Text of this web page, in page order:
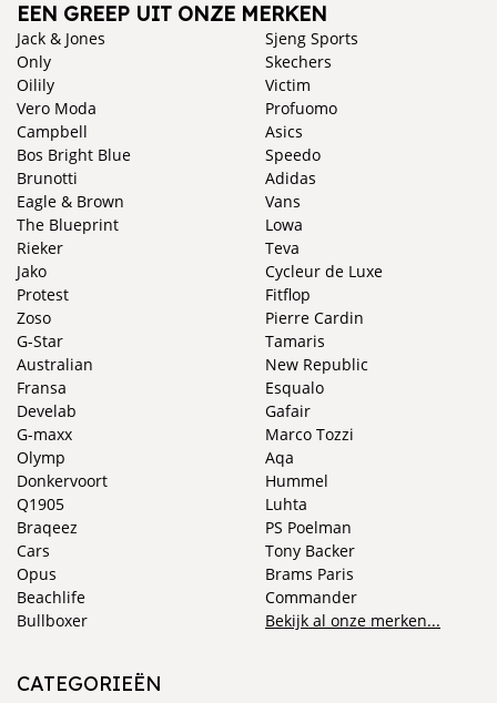
EEN GREEP UIT ONZE MERKEN
Jack & Jones
Only
Oilily
Vero Moda
Campbell
Bos Bright Blue
Brunotti
Eagle & Brown
The Blueprint
Rieker
Jako
Protest
Zoso
Sjeng Sports
Skechers
Victim
Profuomo
Asics
Speedo
Adidas
Vans
Lowa
Teva
Cycleur de Luxe
Fitflop
Pierre Cardin
G-Star
Australian
Fransa
Develab
G-maxx
Olymp
Donkervoort
Q1905
Braqeez
Cars
Opus
Beachlife
Bullboxer
Tamaris
New Republic
Esqualo
Gafair
Marco Tozzi
Aqa
Hummel
Luhta
PS Poelman
Tony Backer
Brams Paris
Commander
Bekijk al onze merken...
CATEGORIEËN